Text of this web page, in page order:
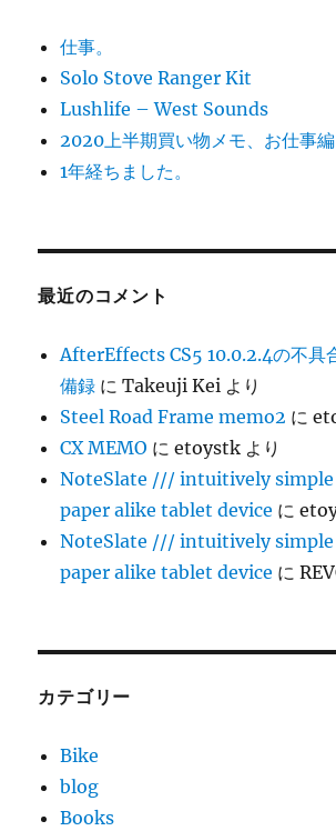
仕事。
Solo Stove Ranger Kit
Lushlife – West Sounds
2020上半期買い物メモ、お仕事編
1年経ちました。
最近のコメント
AfterEffects CS5 10.0.2.4の不具
備録 にTakeuji Kei より
Steel Road Frame memo2 に
CX MEMO にetoystk より
NoteSlate /// intuitively
paper alike tablet device に
NoteSlate /// intuitively
paper alike tablet device に
カテゴリー
Bike
blog
Books